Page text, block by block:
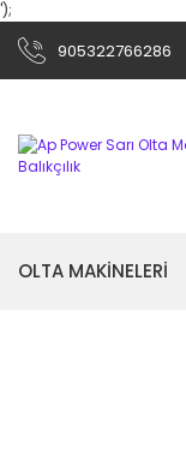
');
905322766286
OLTA MAKİNELERİ